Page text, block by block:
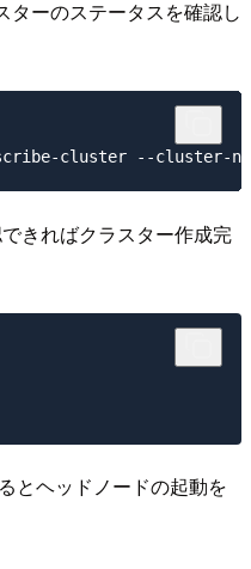
ターのステータスを確認し
きればクラスター作成完
とヘッドノードの起動を